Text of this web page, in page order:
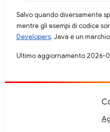
Salvo quando diversamente
mentre gli esempi di codice
Developers. Java è un
Ultimo aggiornamento 2026-